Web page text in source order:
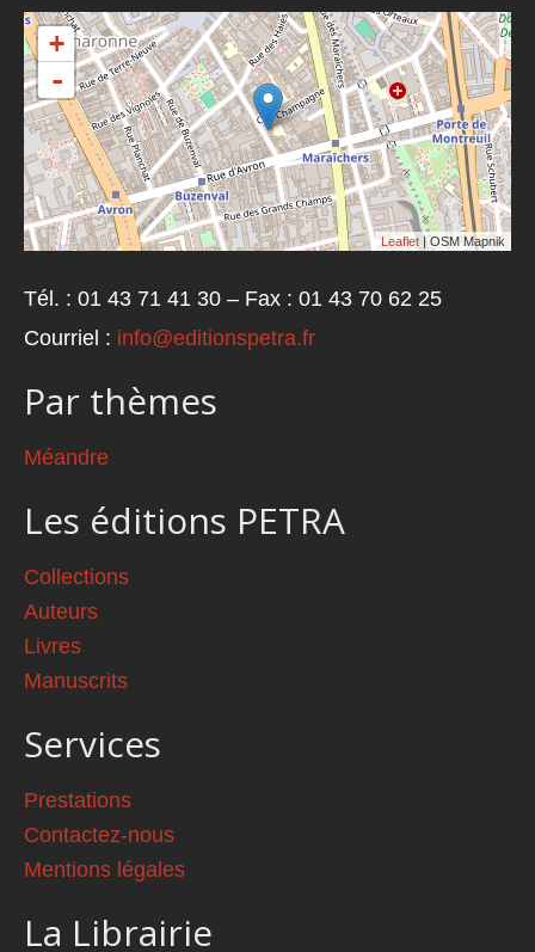
+
-
Leaflet | OSM Mapnik
Tél. : 01 43 71 41 30 – Fax : 01 43 70 62 25
Courriel : info@editionspetra.fr
Par thèmes
Méandre
Les éditions PETRA
Collections
Auteurs
Livres
Manuscrits
Services
Prestations
Contactez-nous
Mentions légales
La Librairie